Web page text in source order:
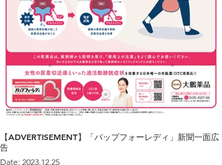
【ADVERTISEMENT】「バップフォーレディ」新聞一面広
告
Date: 2023.12.25